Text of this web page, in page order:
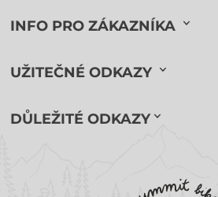
INFO PRO ZÁKAZNÍKA
UŽITEČNÉ ODKAZY
DŮLEŽITÉ ODKAZY